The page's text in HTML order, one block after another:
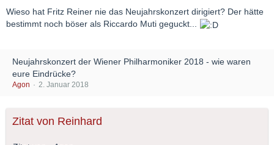
Wieso hat Fritz Reiner nie das Neujahrskonzert dirigiert? Der hätte
bestimmt noch böser als Riccardo Muti geguckt...
Neujahrskonzert der Wiener Philharmoniker 2018 - wie waren
eure Eindrücke?
Agon 2. Januar 2018
Zitat von Reinhard